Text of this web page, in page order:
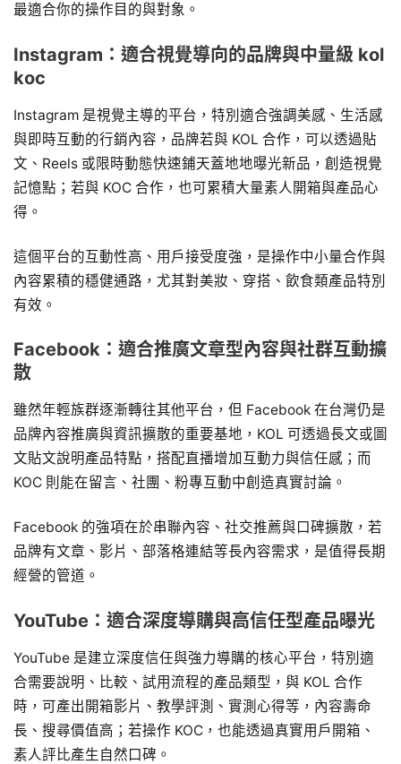
最適合你的操作目的與對象。
Instagram：適合視覺導向的品牌與中量級 kol
koc
Instagram 是視覺主導的平台，特別適合強調美感、生活感
與即時互動的行銷內容，品牌若與 KOL 合作，可以透過貼
文、Reels 或限時動態快速鋪天蓋地地曝光新品，創造視覺
記憶點；若與 KOC 合作，也可累積大量素人開箱與產品心
得。
這個平台的互動性高、用戶接受度強，是操作中小量合作與
內容累積的穩健通路，尤其對美妝、穿搭、飲食類產品特別
有效。
Facebook：適合推廣文章型內容與社群互動擴
散
雖然年輕族群逐漸轉往其他平台，但 Facebook 在台灣仍是
品牌內容推廣與資訊擴散的重要基地，KOL 可透過長文或圖
文貼文說明產品特點，搭配直播增加互動力與信任感；而
KOC 則能在留言、社團、粉專互動中創造真實討論。
Facebook 的強項在於串聯內容、社交推薦與口碑擴散，若
品牌有文章、影片、部落格連結等長內容需求，是值得長期
經營的管道。
YouTube：適合深度導購與高信任型產品曝光
YouTube 是建立深度信任與強力導購的核心平台，特別適
合需要說明、比較、試用流程的產品類型，與 KOL 合作
時，可產出開箱影片、教學評測、實測心得等，內容壽命
長、搜尋價值高；若操作 KOC，也能透過真實用戶開箱、
素人評比產生自然口碑。